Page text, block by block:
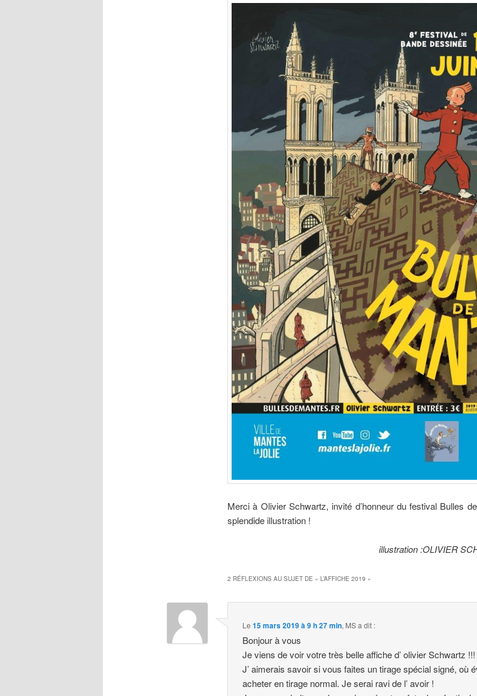
Merci à Olivier Schwartz, invité d’honneur du festival Bulles
splendide illustration !
illustration :OLIVIER
2 RÉFLEXIONS AU SUJET DE « L’AFFICHE 2019 »
Le15 mars 2019 à 9 h 27 min, MSa dit :
Bonjour à vous
Je viens de voir votre très belle affiche d’ olivier Schwartz !!!
J’ aimerais savoir si vous faites un tirage spécial signé, où
acheter en tirage normal. Je serai ravi de l’ avoir !